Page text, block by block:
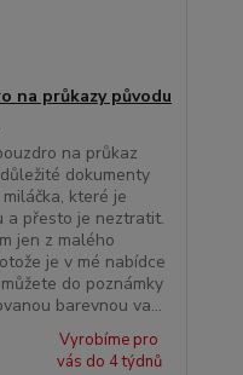
na průkazy původu
na průkaz
dokumenty
které je
a přesto je neztratit.
jen z malého
je v mé nabídce
do poznámky
barevnou va...
Vyrobíme pro
vás do 4 týdnů